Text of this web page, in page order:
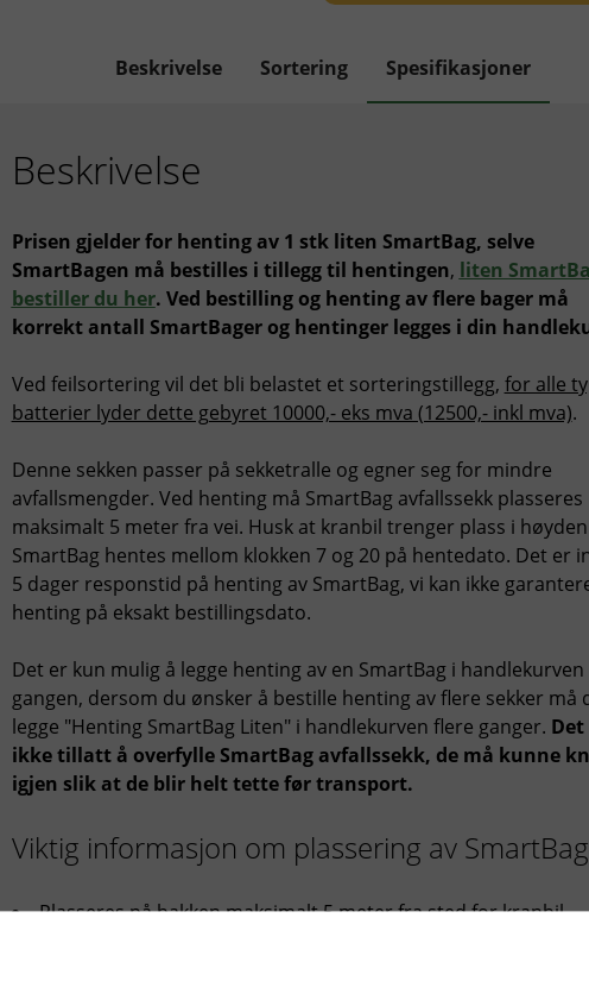
Beskrivelse Sortering Spesifikasjoner
Beskrivelse
Prisen gjelder for henting av 1 stk liten SmartBag, selve
SmartBagen må bestilles i tillegg til hentingen, liten
bestiller du her. Ved bestilling og henting av flere bager må
korrekt antall SmartBager og hentinger legges i din
Ved feilsortering vil det bli belastet et sorteringstillegg, for alle
batterier lyder dette gebyret 10000,- eks mva (12500,- inkl mva).
Denne sekken passer på sekketralle og egner seg for mindre
avfallsmengder. Ved henting må SmartBag avfallssekk plasseres
maksimalt 5 meter fra vei. Husk at kranbil trenger plass i
SmartBag hentes mellom klokken 7 og 20 på hentedato. Det er
5 dager responstid på henting av SmartBag, vi kan ikke
henting på eksakt bestillingsdato.
Det er kun mulig å legge henting av en SmartBag i handlekurven
gangen, dersom du ønsker å bestille henting av flere sekker må
legge "Henting SmartBag Liten" i handlekurven flere ganger. Det
ikke tillatt å overfylle SmartBag avfallssekk, de må kunne
igjen slik at de blir helt tette før transport.
Viktig informasjon om plassering av SmartBag
Plasseres på bakken maksimalt 5 meter fra sted for kranbil